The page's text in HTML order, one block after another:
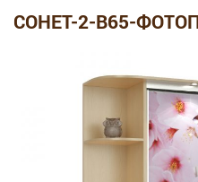
СОНЕТ-2-B65-